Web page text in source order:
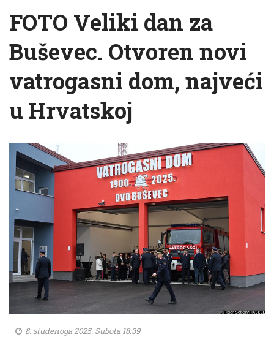
FOTO Veliki dan za
Buševec. Otvoren novi
vatrogasni dom, najveći
u Hrvatskoj
8. studenoga 2025. Subota 18:39